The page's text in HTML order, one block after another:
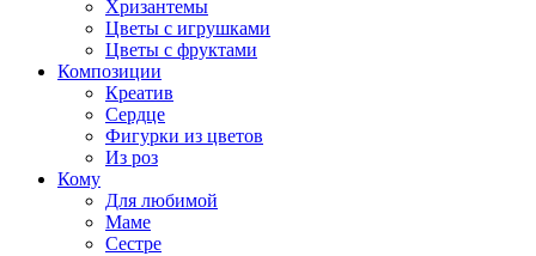
Хризантемы
Цветы с игрушками
Цветы с фруктами
Композиции
Креатив
Сердце
Фигурки из цветов
Из роз
Кому
Для любимой
Маме
Сестре